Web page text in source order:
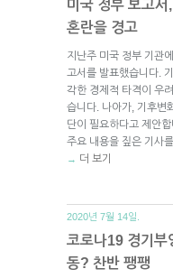
미국 정부 보고서
혼란을 경고
지난주 미국 정부 기관
고서를 발표했습니다.
각한 경제적 타격이 우
습니다. 나아가, 기후변
단이 필요하다고 제안
주요 내용을 짚은 기사
→ 더 보기
2020년 7월 14일.
코로나19 경기부
동? 찬반 팽팽